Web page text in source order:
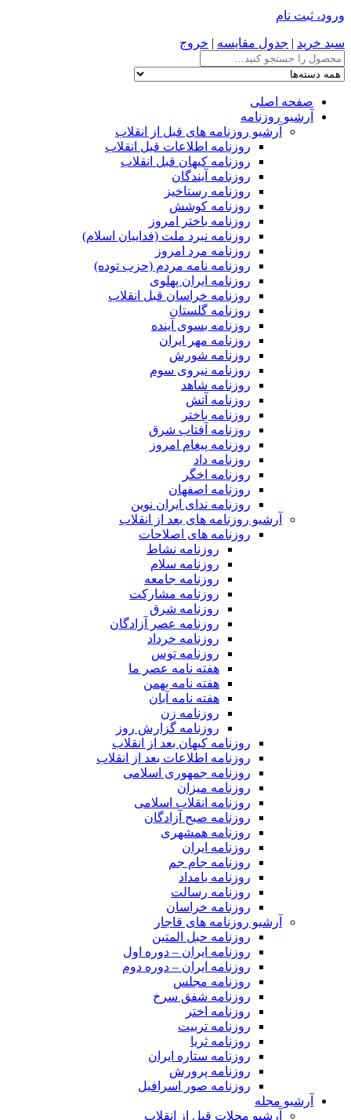
ورود، ثبت نام
سبد خرید | جدول مقایسه | خروج
صفحه اصلی
آرشیو روزنامه
آرشیو روزنامه های قبل از انقلاب
روزنامه اطلاعات قبل انقلاب
روزنامه کیهان قبل انقلاب
روزنامه آیندگان
روزنامه رستاخیز
روزنامه کوشش
روزنامه باختر امروز
روزنامه نبرد ملت (فداییان اسلام)
روزنامه مرد امروز
روزنامه نامه مردم (حزب توده)
روزنامه ایران پهلوی
روزنامه خراسان قبل انقلاب
روزنامه گلستان
روزنامه بسوی آینده
روزنامه مهر ایران
روزنامه شورش
روزنامه نیروی سوم
روزنامه شاهد
روزنامه آتش
روزنامه باختر
روزنامه آفتاب شرق
روزنامه پیغام امروز
روزنامه داد
روزنامه اخگر
روزنامه اصفهان
روزنامه ندای ایران نوین
آرشیو روزنامه های بعد از انقلاب
روزنامه های اصلاحات
روزنامه نشاط
روزنامه سلام
روزنامه جامعه
روزنامه مشارکت
روزنامه شرق
روزنامه عصر آزادگان
روزنامه خرداد
روزنامه توس
هفته نامه عصر ما
هفته نامه بهمن
هفته نامه آبان
روزنامه زن
روزنامه گزارش روز
روزنامه کیهان بعد از انقلاب
روزنامه اطلاعات بعد از انقلاب
روزنامه جمهوری اسلامی
روزنامه میزان
روزنامه انقلاب اسلامی
روزنامه صبح آزادگان
روزنامه همشهری
روزنامه ایران
روزنامه جام جم
روزنامه بامداد
روزنامه رسالت
روزنامه خراسان
آرشیو روزنامه های قاجار
روزنامه حبل المتین
روزنامه ایران – دوره اول
روزنامه ایران – دوره دوم
روزنامه مجلس
روزنامه شفق سرخ
روزنامه اختر
روزنامه تربیت
روزنامه ثریا
روزنامه ستاره ایران
روزنامه پرورش
روزنامه صور اسرافیل
آرشیو مجله
آرشیو مجلات قبل از انقلاب